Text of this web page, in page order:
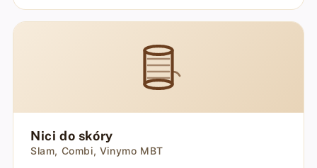
Nici do skóry
Slam, Combi, Vinymo MBT